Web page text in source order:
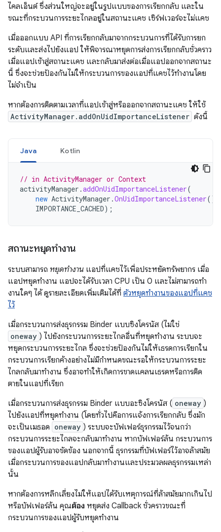
ไคลเอ็นต์ ซึ่งส่วนใหญ่จะอยู่ในรูปแบบของการเรียกกลับ และใน
ขณะที่กระบวนการระยะไกลอยู่ในสถานะแคช เซิร์ฟเวอร์จะไม่แคช
เมื่อออกแบบ API ที่การเรียกกลับมาจากกระบวนการที่ได้รับการยก
ระดับและส่งไปยังแอป ให้พิจารณาหยุดการส่งการเรียกกลับชั่วคราว
เมื่อแอปเข้าสู่สถานะแคช และกลับมาส่งต่อเมื่อแอปออกจากสถานะ
นี้ ซึ่งจะช่วยป้องกันไม่ให้กระบวนการของแอปที่แคชไว้ทำงานโดย
ไม่จำเป็น
หากต้องการติดตามเวลาที่แอปเข้าสู่หรือออกจากสถานะแคช ให้ใช้
ActivityManager.addOnUidImportanceListener ดังนี้
Java Kotlin
// in ActivityManager or Context
activityManager .addOnUidImportanceListener(
new ActivityManager .OnUidImportanceListener()
IMPORTANCE_CACHED);
สถานะหยุดทำงาน
ระบบสามารถ หยุดทำงาน แอปที่แคชไว้เพื่อประหยัดทรัพยากร เมื่อ
แอปหยุดทำงาน แอปจะได้รับเวลา CPU เป็น 0 และไม่สามารถทำ
งานใดๆ ได้ ดูรายละเอียดเพิ่มเติมได้ที่ ตัวหยุดทำงานของแอปที่แคช
ไว้
เมื่อกระบวนการส่งธุรกรรม Binder แบบซิงโครนัส (ไม่ใช่
oneway ) ไปยังกระบวนการระยะไกลอื่นที่หยุดทำงาน ระบบจะ
หยุดกระบวนการระยะไกล ซึ่งจะช่วยป้องกันไม่ให้เธรดการเรียกใน
กระบวนการเรียกค้างอย่างไม่มีกำหนดขณะรอให้กระบวนการระยะ
ไกลกลับมาทำงาน ซึ่งอาจทำให้เกิดการขาดแคลนเธรดหรือการติด
ตายในแอปที่เรียก
เมื่อกระบวนการส่งธุรกรรม Binder แบบอะซิงโครนัส ( oneway )
ไปยังแอปที่หยุดทำงาน (โดยทั่วไปคือการแจ้งการเรียกกลับ ซึ่งมัก
จะเป็นเมธอด oneway ) ระบบจะบัฟเฟอร์ธุรกรรมไว้จนกว่า
กระบวนการระยะไกลจะกลับมาทำงาน หากบัฟเฟอร์ล้น กระบวนการ
ของแอปผู้รับอาจขัดข้อง นอกจากนี้ ธุรกรรมที่บัฟเฟอร์ไว้อาจล้าสมัย
เมื่อกระบวนการของแอปกลับมาทำงานและประมวลผลธุรกรรมเหล่า
นั้น
หากต้องการหลีกเลี่ยงไม่ให้แอปได้รับเหตุการณ์ที่ล้าสมัยมากเกินไป
หรือบัฟเฟอร์ล้น คุณต้อง หยุดส่ง Callback ชั่วคราวขณะที่
กระบวนการของแอปผู้รับหยุดทำงาน